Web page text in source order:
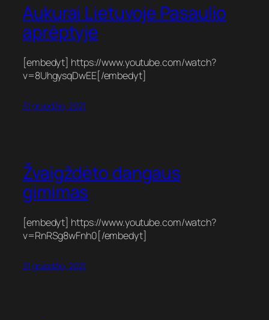
Aukurai Lietuvoje Pasaulio
aprėptyje
[embedyt] https://www.youtube.com/watch?
v=8UhgysqDwEE[/embedyt]
31 gruodžio, 2021
Žvaigždėto dangaus
gimimas
[embedyt] https://www.youtube.com/watch?
v=RnRSg8wFnh0[/embedyt]
31 gruodžio, 2021